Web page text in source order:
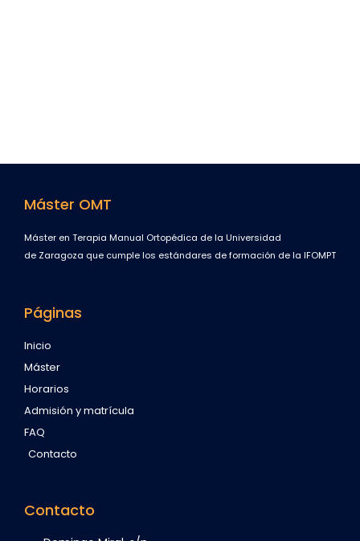
Máster OMT
Máster en Terapia Manual Ortopédica de la Universidad
de Zaragoza que cumple los estándares de formación de la IFOMPT
Páginas
Inicio
Máster
Horarios
Admisión y matrícula
FAQ
Contacto
Contacto